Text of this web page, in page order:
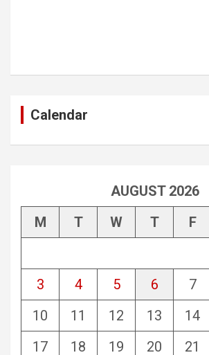
Calendar
AUGUST 2026
M
T W T F
3
4 5 6 7
10
11 12 13 14
17
18 19 20 21